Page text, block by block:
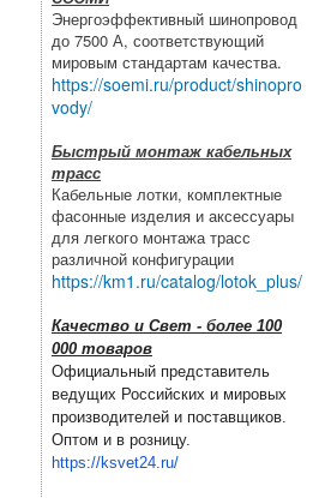
Энергоэффективный шинопровод
до 7500 А, соответствующий
мировым стандартам качества.
https://soemi.ru/product/shinopro
vody/
Быстрый монтаж кабельных
трасс
Кабельные лотки, комплектные
фасонные изделия и аксессуары
для легкого монтажа трасс
различной конфигурации
https://km1.ru/catalog/lotok_plus/
Качество и Свет - более 100
000 товаров
Официальный представитель
ведущих Российских и мировых
производителей и поставщиков.
Оптом и в розницу.
https://ksvet24.ru/